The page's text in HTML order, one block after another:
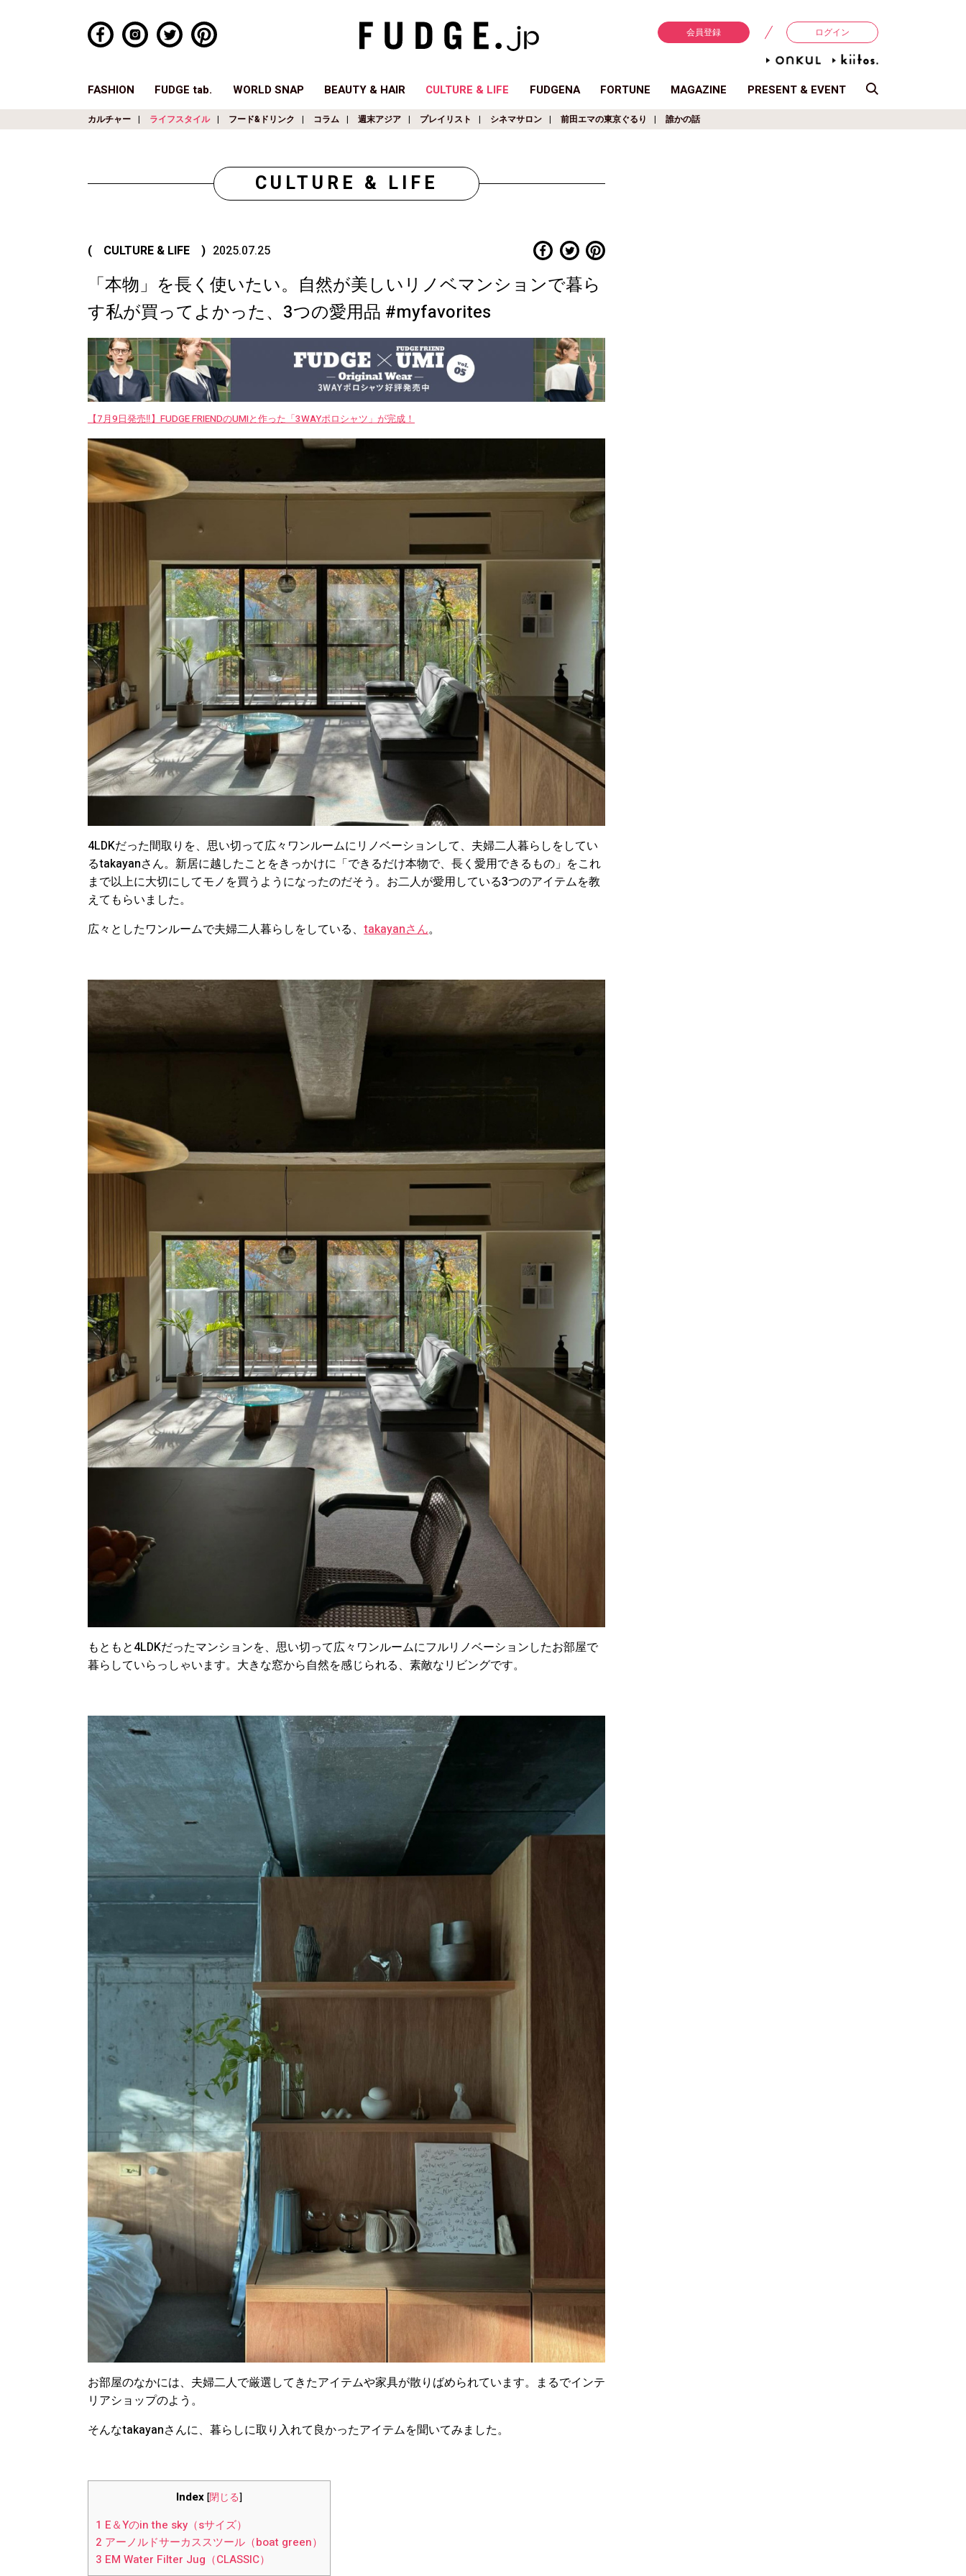
会員登録 ログイン
FASHION FUDGE tab. WORLD SNAP BEAUTY & HAIR CULTURE & LIFE FUDGENA FORTUNE MAGAZINE PRESENT & EVENT
カルチャー ライフスタイル フード&ドリンク コラム 週末アジア プレイリスト シネマサロン 前田エマの東京ぐるり 誰かの話
CULTURE & LIFE
( CULTURE & LIFE ) 2025.07.25
「本物」を長く使いたい。自然が美しいリノベマンションで暮ら
す私が買ってよかった、3つの愛用品 #myfavorites
【7月9日発売‼︎】FUDGE FRIENDのUMIと作った「3WAYポロシャツ」が完成！
4LDKだった間取りを、思い切って広々ワンルームにリノベーションして、夫婦二人暮らしをしてい
るtakayanさん。新居に越したことをきっかけに「できるだけ本物で、長く愛用できるもの」をこれ
まで以上に大切にしてモノを買うようになったのだそう。お二人が愛用している3つのアイテムを教
えてもらいました。
広々としたワンルームで夫婦二人暮らしをしている、 takayanさん。
もともと4LDKだったマンションを、思い切って広々ワンルームにフルリノベーションしたお部屋で
暮らしていらっしゃいます。大きな窓から自然を感じられる、素敵なリビングです。
お部屋のなかには、夫婦二人で厳選してきたアイテムや家具が散りばめられています。まるでインテ
リアショップのよう。
そんなtakayanさんに、暮らしに取り入れて良かったアイテムを聞いてみました。
Index [閉じる]
1 E＆Yのin the sky（sサイズ）
2 アーノルドサーカススツール（boat green）
3 EM Water Filter Jug（CLASSIC）